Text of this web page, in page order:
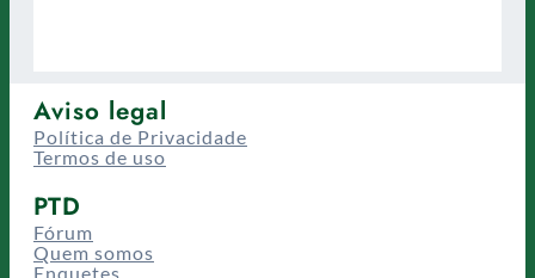
Aviso legal
Política de Privacidade
Termos de uso
PTD
Fórum
Quem somos
Enquetes